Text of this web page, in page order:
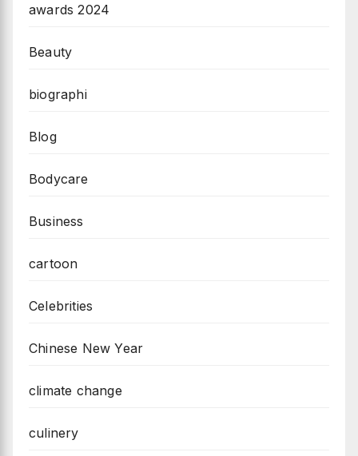
awards 2024
Beauty
biographi
Blog
Bodycare
Business
cartoon
Celebrities
Chinese New Year
climate change
culinery